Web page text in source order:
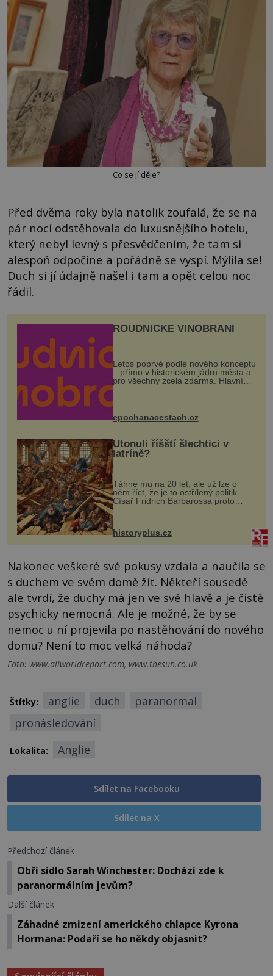
Co se jí děje?
Před dvěma roky byla natolik zoufalá, že se na
pár nocí odstěhovala do luxusnějšího hotelu,
který nebyl levný s přesvědčením, že tam si
alespoň odpočine a pořádně se vyspí. Mýlila se!
Duch si jí údajně našel i tam a opět celou noc
řádil.
ROUDNICKÉ VINOBRANÍ
Letos poprvé podle nového konceptu
– přímo v historickém jádru města a
pro všechny zcela zdarma. Hlavní
program se odehraje na Karlově a
mohou těšit na víno, burčák, pes...
epochanacestach.cz
Utonuli říšští šlechtici v
latríně?
Táhne mu na 20 let, ale už lze o
něm říct, že je to ostřílený politik.
Císař Fridrich Barbarossa proto
posílá svého syna a dědice Jindřicha
VI. do Erfurtu, aby se stal
prostředníkem při řešení sporu m...
historyplus.cz
Nakonec veškeré své pokusy vzdala a naučila se
s duchem ve svém domě žít. Někteří sousedé
ale tvrdí, že duchy má jen ve své hlavě a je čistě
psychicky nemocná. Ale je možné, že by se
nemoc u ní projevila po nastěhování do nového
domu? Není to moc velká náhoda?
Foto: www.allworldreport.com, www.thesun.co.uk
Štítky: anglie duch
paranormal
pronásledování
Lokalita: Anglie
Sdílet na Facebooku
Sdílet na X
Předchozí článek
Obří sídlo Sarah Winchester: Dochází zde k
paranormálním jevům?
Další článek
Záhadné zmizení amerického chlapce Kyrona
Hormana: Podaří se ho někdy objasnit?